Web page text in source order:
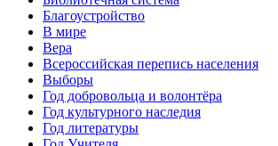
Благоустройство
В мире
Вера
Всероссийская перепись населения
Выборы
Год добровольца и волонтёра
Год культурного наследия
Год литературы